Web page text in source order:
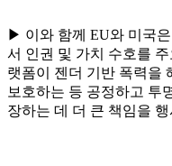
▶ 이와 함께 EU와 미국
서 인권 및 가치 수호를
랫폼이 젠더 기반 폭력을
보호하는 등 공정하고 투
장하는 데 더 큰 책임을